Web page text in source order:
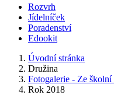
Rozvrh
Jídelníček
Poradenství
Edookit
Úvodní stránka
Družina
Fotogalerie - Ze
Rok 2018